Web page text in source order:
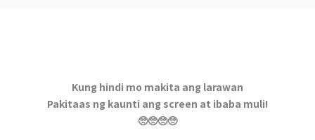
Kung hindi mo makita ang larawan
Pakitaas ng kaunti ang screen at ibaba muli!
🥺🥺🥺🥺